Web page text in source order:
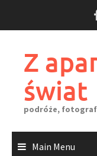
Z
świat
podróże,
Main Menu